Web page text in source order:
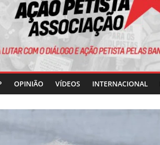
OPINIÃO VÍDEOS INTERNACIONAL